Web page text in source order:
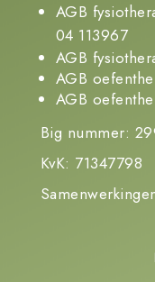
AGB
04 113967
AGB
AGB
AGB
Big nummer:
KvK: 71347798